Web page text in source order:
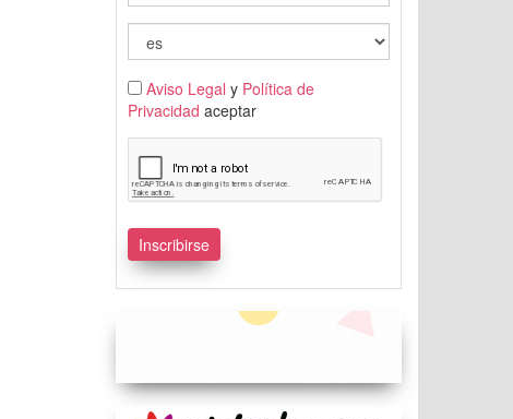
Aviso Legal y Política de
Privacidad aceptar